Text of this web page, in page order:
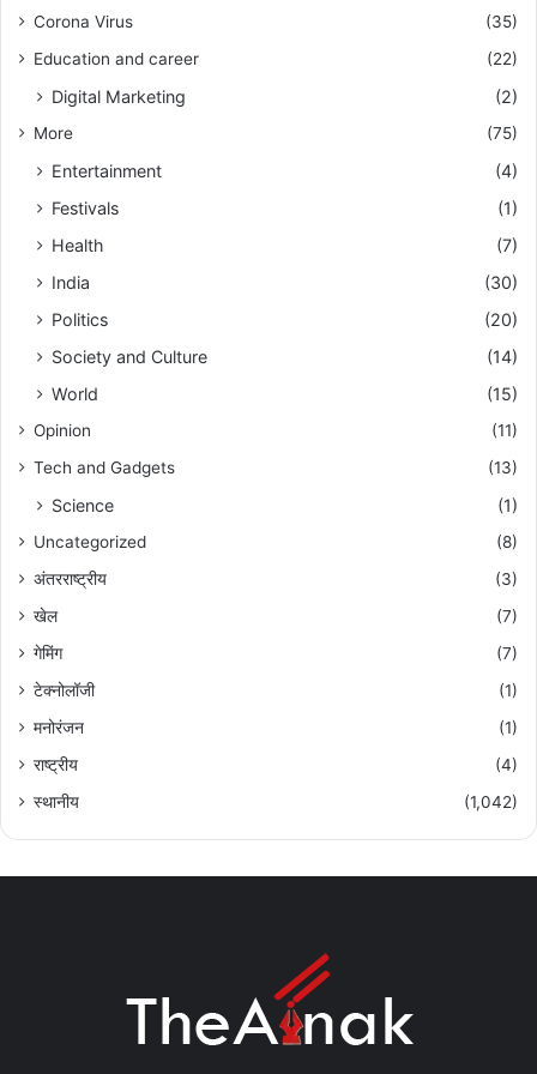
Corona Virus
(35)
Education and career
(22)
Digital Marketing (2)
More (75)
Entertainment
(4)
Festivals
(1)
Health
(7)
India
(30)
Politics
(20)
Society and Culture
(14)
World
(15)
Opinion
(11)
Tech and Gadgets
(13)
Science (1)
Uncategorized
(8)
अंतरराष्ट्रीय
(3)
खेल
(7)
गेमिंग
(7)
टेक्नोलॉजी
(1)
मनोरंजन
(1)
राष्ट्रीय
(4)
स्थानीय
(1,042)